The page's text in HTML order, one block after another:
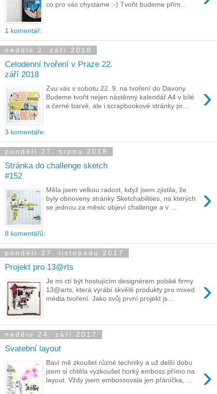
co pro vás chystáme :-) Tvořit budeme přím...
1 komentář:
neděle 2. září 2018
Celodenní tvoření v Praze 22.
září 2018
›
Zvu vás v sobotu 22. 9. na tvoření do Davony.
Budeme tvořit nejen nástěnný kalendář A4 v bílé
a černé barvě, ale i scrapbookové stránky pr...
3 komentáře:
pondělí 27. srpna 2018
Stránka do challenge sketch
#152
›
Měla jsem velkou radost, když jsem zjistila, že
byly obnoveny stránky Sketchabilities, na kterých
se jednou za měsíc objeví challenge a v ...
8 komentářů:
pondělí 27. listopadu 2017
Projekt pro 13@rts
›
Je mi ctí být hostujícím designérem polské firmy
13@arts, která vyrábí skvělé produkty pro mixed
média tvoření. Jako svůj první projekt js...
neděle 24. září 2017
Svatební layout
›
Baví mě zkoušet různé techniky a už delší dobu
jsem si chtěla vyzkoušet horký emboss přímo na
layout. Vždy jsem embossovala jen přáníčka, ...